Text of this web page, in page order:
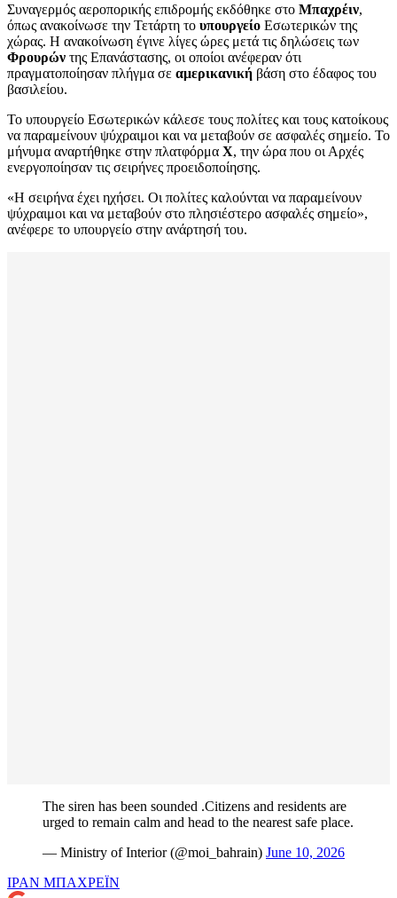
Συναγερμός αεροπορικής επιδρομής εκδόθηκε στο Μπαχρέιν,
όπως ανακοίνωσε την Τετάρτη το υπουργείο Εσωτερικών της
χώρας. Η ανακοίνωση έγινε λίγες ώρες μετά τις δηλώσεις των
Φρουρών της Επανάστασης, οι οποίοι ανέφεραν ότι
πραγματοποίησαν πλήγμα σε αμερικανική βάση στο έδαφος του
βασιλείου.
Το υπουργείο Εσωτερικών κάλεσε τους πολίτες και τους κατοίκους
να παραμείνουν ψύχραιμοι και να μεταβούν σε ασφαλές σημείο. Το
μήνυμα αναρτήθηκε στην πλατφόρμα X, την ώρα που οι Αρχές
ενεργοποίησαν τις σειρήνες προειδοποίησης.
«Η σειρήνα έχει ηχήσει. Οι πολίτες καλούνται να παραμείνουν
ψύχραιμοι και να μεταβούν στο πλησιέστερο ασφαλές σημείο»,
ανέφερε το υπουργείο στην ανάρτησή του.
The siren has been sounded .Citizens and residents are
urged to remain calm and head to the nearest safe place.
— Ministry of Interior (@moi_bahrain) June 10, 2026
ΙΡΑΝ ΜΠΑΧΡΕΪΝ